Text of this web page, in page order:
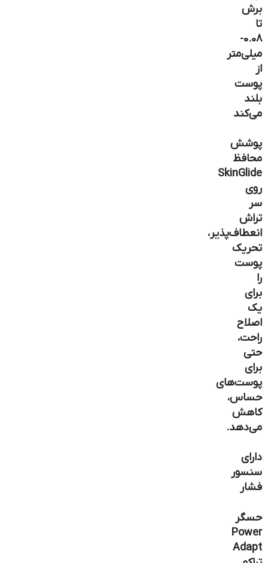
برش
تا
0.08-
میلی‌متر
از
پوست
بلند
می‌کند
پوشش
محافظ
SkinGlide
روی
سر
تراش
انعطاف‌پذیر،
تحریک
پوست
را
برای
یک
اصلاح
راحت،
حتی
برای
پوست‌های
حساس،
کاهش
می‌دهد.
دارای
سنسور
فشار
حسگر
Power
Adapt